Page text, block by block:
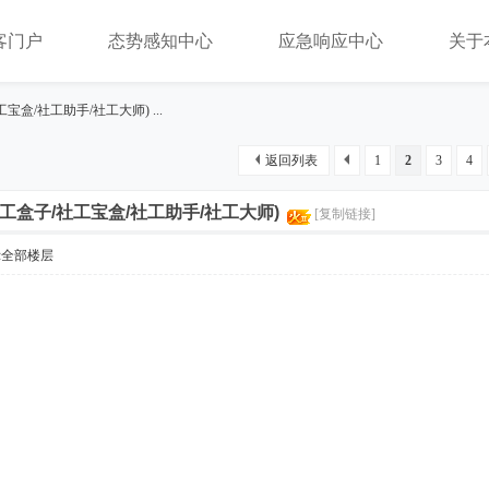
门户 态势感知中心 应急响应中心 关于
宝盒/社工助手/社工大师) ...
1 2 3 4
返回列表
盒子/社工宝盒/社工助手/社工大师) [复制链接]
部楼层